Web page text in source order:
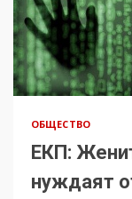
ОБЩЕСТВО
ЕКП:
нуждаят